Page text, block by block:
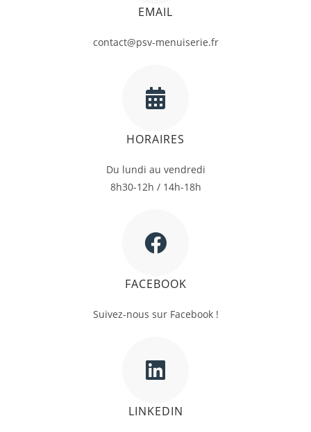
EMAIL
contact@psv-menuiserie.fr
HORAIRES
Du lundi au vendredi
8h30-12h / 14h-18h
FACEBOOK
Suivez-nous sur Facebook !
LINKEDIN